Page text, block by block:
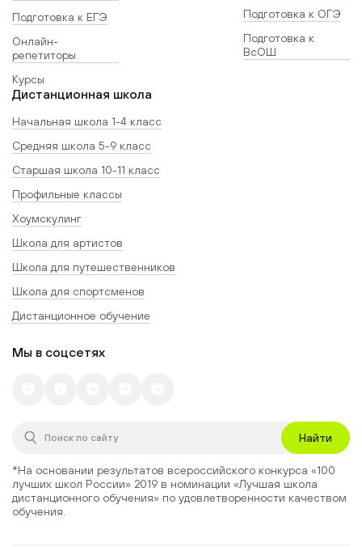
Подготовка к ЕГЭ
Онлайн-
репетиторы
Курсы
Подготовка к ОГЭ
Подготовка к
ВсОШ
Дистанционная школа
Начальная школа 1-4 класс
Средняя школа 5-9 класс
Старшая школа 10-11 класс
Профильные классы
Хоумскулинг
Школа для артистов
Школа для путешественников
Школа для спортсменов
Дистанционное обучение
Мы в соцсетях
Найти
*На основании результатов всероссийского конкурса «100
лучших школ России» 2019 в номинации «Лучшая школа
дистанционного обучения» по удовлетворенности качеством
обучения.